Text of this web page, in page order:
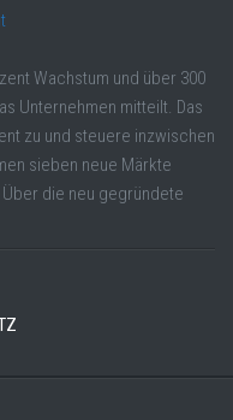
Wachstum und über 300
Unternehmen mitteilt. Das
zu und steuere inzwischen
sieben neue Märkte
Über die neu gegründete